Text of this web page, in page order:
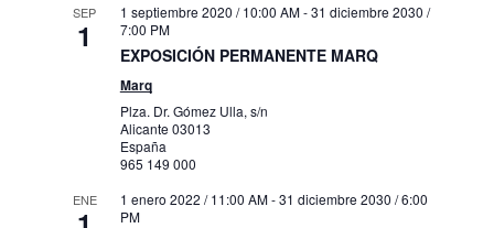
SEP
1
1 septiembre 2020 / 10:00 AM-31 diciembre 2030 /
7:00 PM
EXPOSICIÓN PERMANENTE MARQ
Marq
Plza. Dr. Gómez Ulla, s/n
Alicante 03013
España
965 149 000
ENE 1 enero 2022 / 11:00 AM-31 diciembre 2030 / 6:00
PM